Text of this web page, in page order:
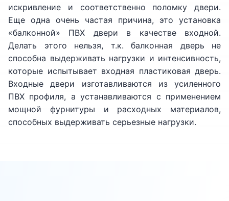
искривление и соответственно поломку двери.
Еще одна очень частая причина, это установка
«балконной» ПВХ двери в качестве входной.
Делать этого нельзя, т.к. балконная дверь не
способна выдерживать нагрузки и интенсивность,
которые испытывает входная пластиковая дверь.
Входные двери изготавливаются из усиленного
ПВХ профиля, а устанавливаются с применением
мощной фурнитуры и расходных материалов,
способных выдерживать серьезные нагрузки.